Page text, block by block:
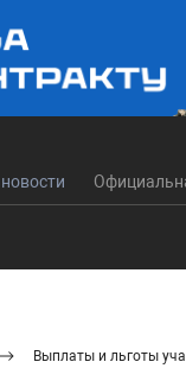
Выплаты и льготы